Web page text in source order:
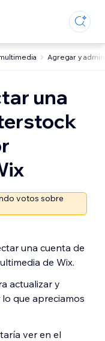
Agregar y
una
votos sobre
una cuenta de
de Wix.
actualizar y
que apreciamos
ver en el